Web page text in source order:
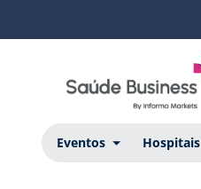
Eventos Hospitais